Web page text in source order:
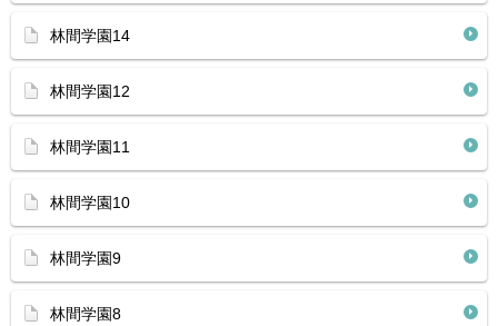
林間学園14
林間学園12
林間学園11
林間学園10
林間学園9
林間学園8